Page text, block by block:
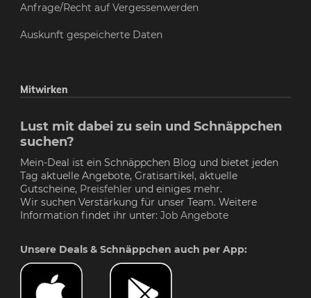
Anfrage/Recht auf Vergessenwerden
Auskunft gespeicherte Daten
Mitwirken
Lust mit dabei zu sein und Schnäppchen
suchen?
Mein-Deal ist ein Schnäppchen Blog und bietet jeden
Tag aktuelle Angebote, Gratisartikel, aktuelle
Gutscheine, Preisfehler und einiges mehr.
Wir suchen Verstärkung für unser Team. Weitere
Information findet ihr unter: Job Angebote
Unsere Deals & Schnäppchen auch per App: